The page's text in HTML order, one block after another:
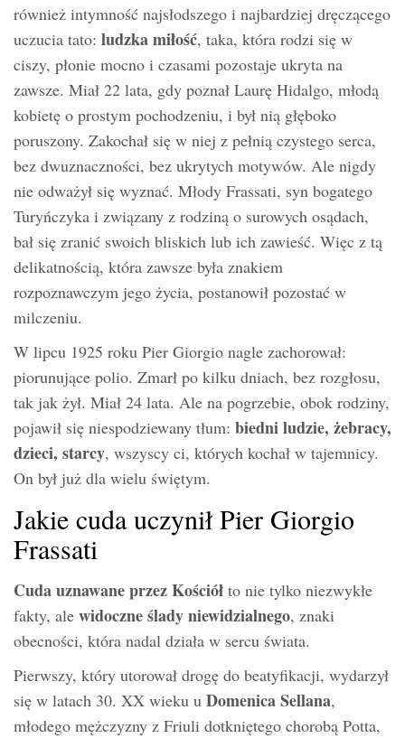
również intymność najsłodszego i najbardziej dręczącego
uczucia tato: ludzka miłość, taka, która rodzi się w
ciszy, płonie mocno i czasami pozostaje ukryta na
zawsze. Miał 22 lata, gdy poznał Laurę Hidalgo, młodą
kobietę o prostym pochodzeniu, i był nią głęboko
poruszony. Zakochał się w niej z pełnią czystego serca,
bez dwuznaczności, bez ukrytych motywów. Ale nigdy
nie odważył się wyznać. Młody Frassati, syn bogatego
Turyńczyka i związany z rodziną o surowych osądach,
bał się zranić swoich bliskich lub ich zawieść. Więc z tą
delikatnością, która zawsze była znakiem
rozpoznawczym jego życia, postanowił pozostać w
milczeniu.
W lipcu 1925 roku Pier Giorgio nagle zachorował:
piorunujące polio. Zmarł po kilku dniach, bez rozgłosu,
tak jak żył. Miał 24 lata. Ale na pogrzebie, obok rodziny,
pojawił się niespodziewany tłum: biedni ludzie, żebracy,
dzieci, starcy, wszyscy ci, których kochał w tajemnicy.
On był już dla wielu świętym.
Jakie cuda uczynił Pier Giorgio
Frassati
Cuda uznawane przez Kościół to nie tylko niezwykłe
fakty, ale widoczne ślady niewidzialnego, znaki
obecności, która nadal działa w sercu świata.
Pierwszy, który utorował drogę do beatyfikacji, wydarzył
się w latach 30. XX wieku u Domenica Sellana,
młodego mężczyzny z Friuli dotkniętego chorobą Potta,